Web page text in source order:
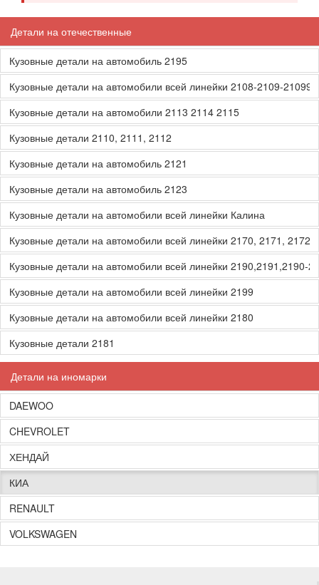
Детали на отечественные
Кузовные детали на автомобиль 2195
Кузовные детали на автомобили всей линейки 2108-2109-21099
Кузовные детали на автомобили 2113 2114 2115
Кузовные детали 2110, 2111, 2112
Кузовные детали на автомобиль 2121
Кузовные детали на автомобиль 2123
Кузовные детали на автомобили всей линейки Калина
Кузовные детали на автомобили всей линейки 2170, 2171, 2172,
Кузовные детали на автомобили всей линейки 2190,2191,2190-2
Кузовные детали на автомобили всей линейки 2199
Кузовные детали на автомобили всей линейки 2180
Кузовные детали 2181
Детали на иномарки
DAEWOO
CHEVROLET
ХЕНДАЙ
КИА
RENAULT
VOLKSWAGEN